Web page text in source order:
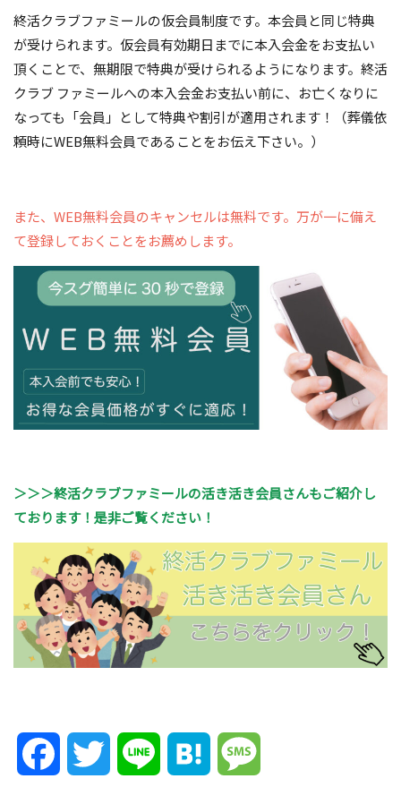
終活クラブファミールの仮会員制度です。本会員と同じ特典
が受けられます。仮会員有効期日までに本入会金をお支払い
頂くことで、無期限で特典が受けられるようになります。終活
クラブ ファミールへの本入会金お支払い前に、お亡くなりに
なっても「会員」として特典や割引が適用されます！（葬儀依
頼時にWEB無料会員であることをお伝え下さい。）
また、WEB無料会員のキャンセルは無料です。万が一に備え
て登録しておくことをお薦めします。
＞＞＞終活クラブファミールの活き活き会員さんもご紹介し
ております！是非ご覧ください！
FacebookTwitter Line Hatena